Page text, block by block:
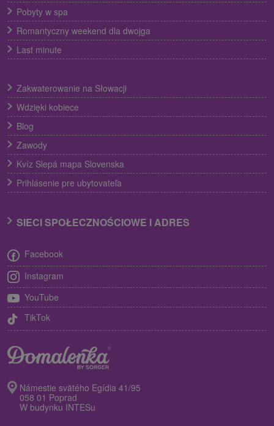
Pobyty w spa
Romantyczny weekend dla dwojga
Last minute
Zakwaterowanie na Słowacji
Wdzięki kobiece
Blog
Zawody
Kvíz Slepá mapa Slovenska
Prihlásenie pre ubytovateľa
SIECI SPOŁECZNOŚCIOWE I ADRES
Facebook
Instagram
YouTube
TikTok
Námestie svätého Egídia 41/95
058 01 Poprad
W budynku INTESu